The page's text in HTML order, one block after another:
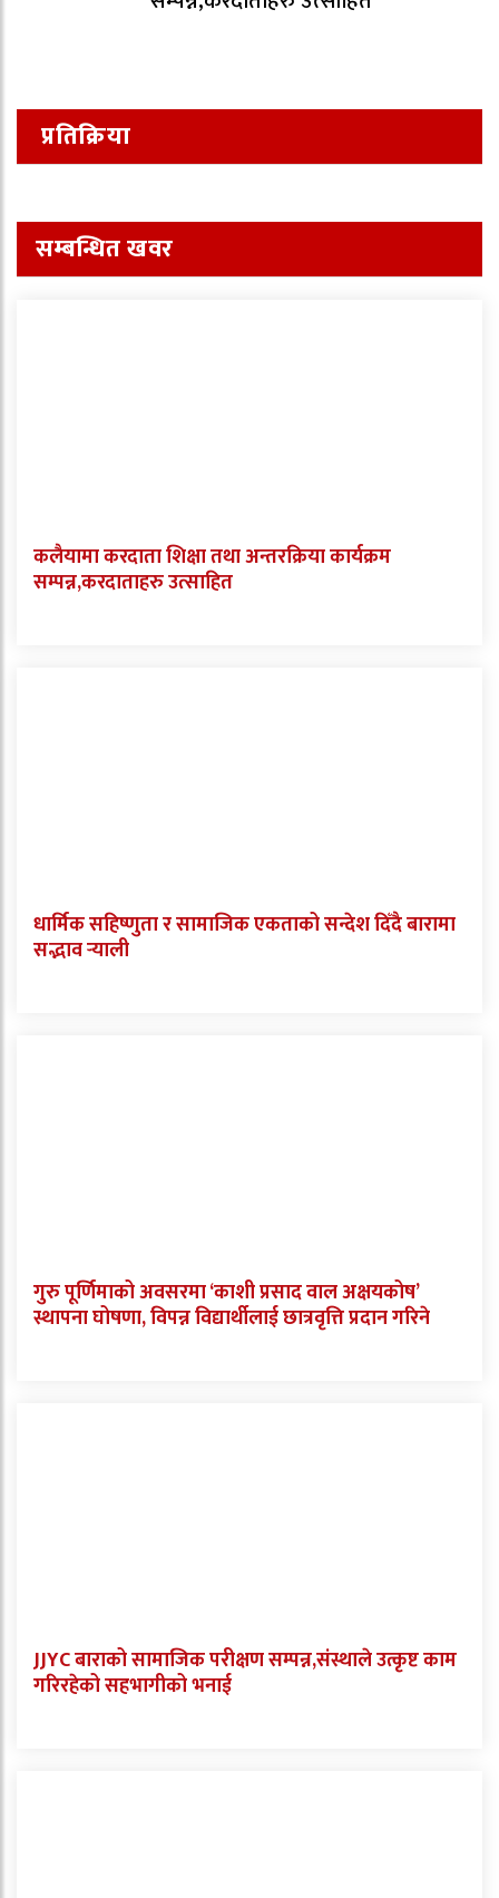
प्रतिक्रिया
सम्बन्धित खवर
कलैयामा करदाता शिक्षा तथा अन्तरक्रिया कार्यक्रम
सम्पन्न,करदाताहरु उत्साहित
धार्मिक सहिष्णुता र सामाजिक एकताको सन्देश दिँदै बारामा
सद्भाव र्‍याली
गुरु पूर्णिमाको अवसरमा ‘काशी प्रसाद वाल अक्षयकोष’
स्थापना घोषणा, विपन्न विद्यार्थीलाई छात्रवृत्ति प्रदान गरिने
JJYC बाराको सामाजिक परीक्षण सम्पन्न,संस्थाले उत्कृष्ट काम
गरिरहेको सहभागीको भनाई